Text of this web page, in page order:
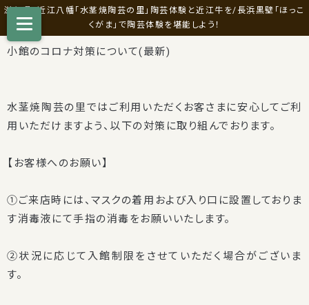
滋賀県・近江八幡「水茎焼陶芸の里」陶芸体験と近江牛を/長浜黒壁「ほっこ
くがま」で陶芸体験を堪能しよう！
小館のコロナ対策について(最新)
水茎焼陶芸の里ではご利用いただくお客さまに安心してご利
用いただけますよう、以下の対策に取り組んでおります。
【お客様へのお願い】
①ご来店時には、マスクの着用および入り口に設置しておりま
す消毒液にて手指の消毒をお願いいたします。
②状況に応じて入館制限をさせていただく場合がございま
す。